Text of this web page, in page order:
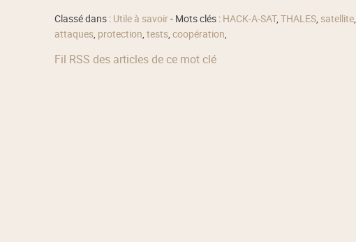
Classé dans : Utile à savoir- Mots clés : HACK-A-SAT, THALES, satellite,
attaques, protection, tests, coopération,
Fil RSS des articles de ce mot clé